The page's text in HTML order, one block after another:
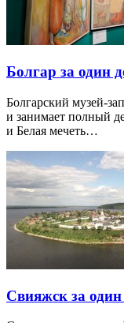
Болгар за один
Болгарский музей-
и занимает полный
и Белая мечеть…
Свияжск за